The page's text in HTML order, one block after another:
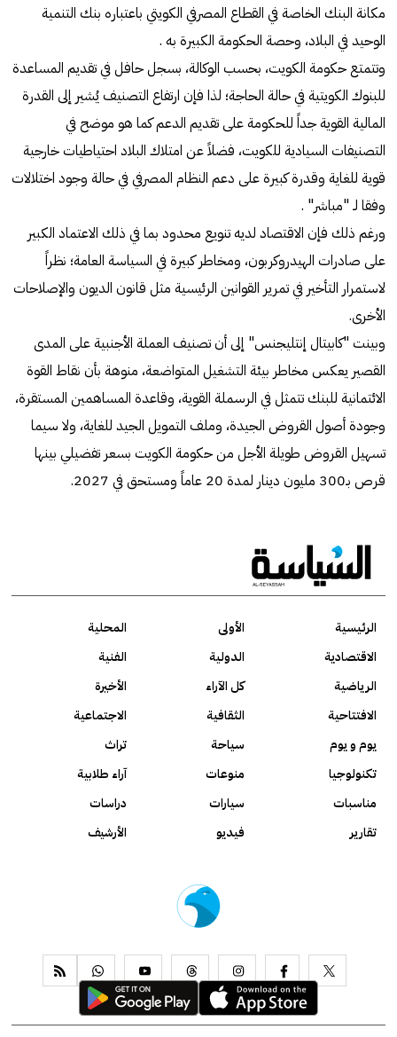
مكانة البنك الخاصة في القطاع المصرفي الكويتي باعتباره بنك التنمية
الوحيد في البلاد، وحصة الحكومة الكبيرة به .
وتتمتع حكومة الكويت، بحسب الوكالة، بسجل حافل في تقديم المساعدة
للبنوك الكويتية في حالة الحاجة؛ لذا فإن ارتفاع التصنيف يُشير إلى القدرة
المالية القوية جداً للحكومة على تقديم الدعم كما هو موضح في
التصنيفات السيادية للكويت، فضلاً عن امتلاك البلاد احتياطيات خارجية
قوية للغاية وقدرة كبيرة على دعم النظام المصرفي في حالة وجود اختلالات
وفقا لـ "مباشر" .
ورغم ذلك فإن الاقتصاد لديه تنويع محدود بما في ذلك الاعتماد الكبير
على صادرات الهيدروكربون، ومخاطر كبيرة في السياسة العامة؛ نظراً
لاستمرار التأخير في تمرير القوانين الرئيسية مثل قانون الديون والإصلاحات
الأخرى.
وبينت "كابيتال إنتليجنس" إلى أن تصنيف العملة الأجنبية على المدى
القصير يعكس مخاطر بيئة التشغيل المتواضعة، منوهة بأن نقاط القوة
الائتمانية للبنك تتمثل في الرسملة القوية، وقاعدة المساهمين المستقرة،
وجودة أصول القروض الجيدة، وملف التمويل الجيد للغاية، ولا سيما
تسهيل القروض طويلة الأجل من حكومة الكويت بسعر تفضيلي بينها
قرص بـ300 مليون دينار لمدة 20 عاماً ومستحق في 2027.
الرئيسية الأولى
المحلية
الاقتصادية
الدولية
الفنية
الرياضية
كل الآراء
الأخيرة
الافتتاحية
الثقافية
الاجتماعية
يوم و يوم
سياحة
تراث
تكنولوجيا
منوعات
آراء طلابية
مناسبات
سيارات
دراسات
تقارير
فيديو الأرشيف